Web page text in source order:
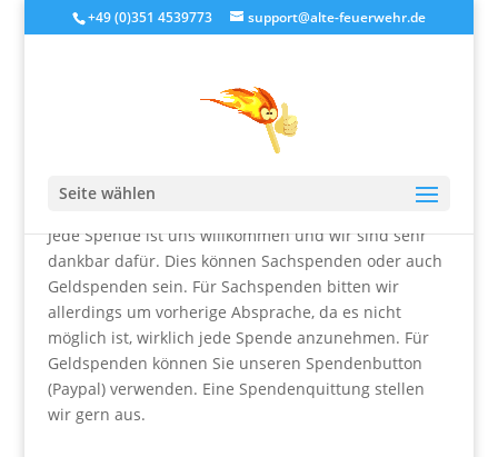
+49 (0)351 4539773 support@alte-feuerwehr.de
Seite wählen
Spenden
Jede Spende ist uns willkommen und wir sind sehr
dankbar dafür. Dies können Sachspenden oder auch
Geldspenden sein. Für Sachspenden bitten wir
allerdings um vorherige Absprache, da es nicht
möglich ist, wirklich jede Spende anzunehmen. Für
Geldspenden können Sie unseren Spendenbutton
(Paypal) verwenden. Eine Spendenquittung stellen
wir gern aus.